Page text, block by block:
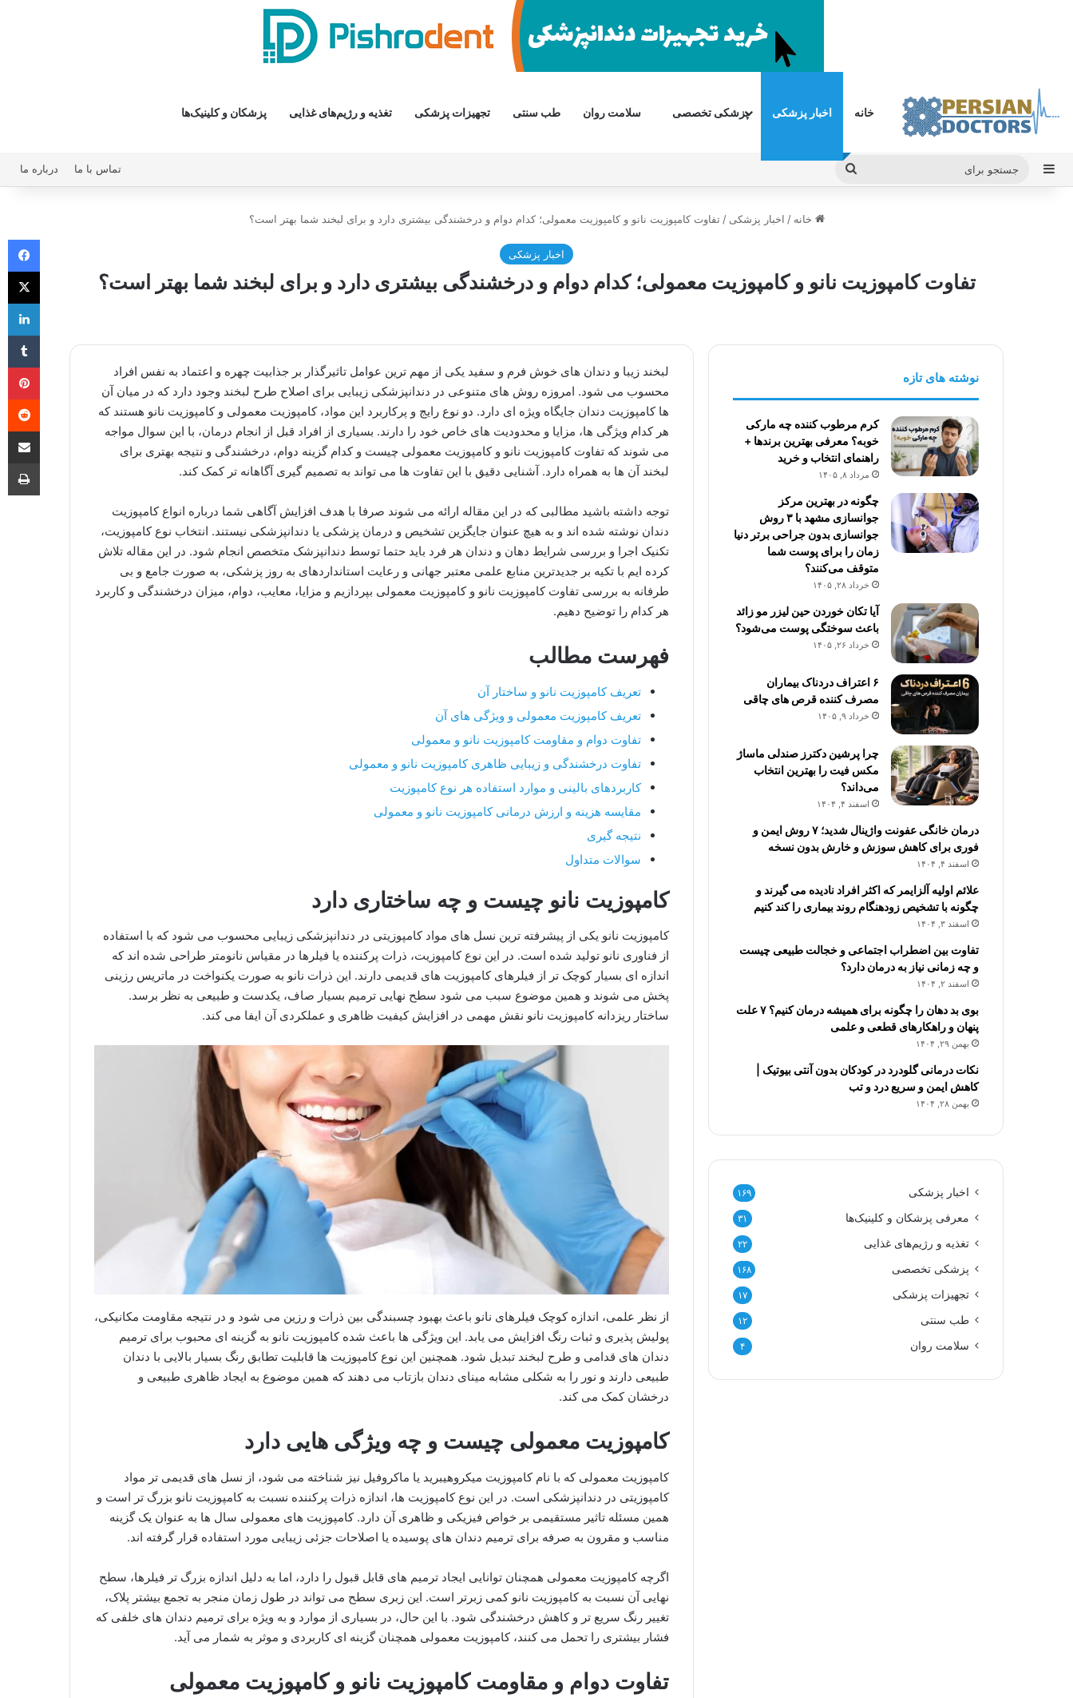
خانه اخبار پزشکی پزشکی تخصصی سلامت روان طب سنتی تجهیزات پزشکی تغذیه و رژیم‌های غذایی پزشکان و کلینیک‌ها
سایدبار
جستجو
تماس با ما درباره ما
خانه / اخبار پزشکی / تفاوت کامپوزیت نانو و کامپوزیت معمولی؛ کدام دوام و درخشندگی بیشتری دارد و برای لبخند شما بهتر است؟
اخبار پزشکی
تفاوت کامپوزیت نانو و کامپوزیت معمولی؛ کدام دوام و درخشندگی بیشتری دارد و برای لبخند شما بهتر است؟
لبخند زیبا و دندان های خوش فرم و سفید یکی از مهم ترین عوامل تاثیرگذار بر جذابیت چهره و اعتماد به نفس افراد
محسوب می شود. امروزه روش های متنوعی در دندانپزشکی زیبایی برای اصلاح طرح لبخند وجود دارد که در میان آن
ها کامپوزیت دندان جایگاه ویژه ای دارد. دو نوع رایج و پرکاربرد این مواد، کامپوزیت معمولی و کامپوزیت نانو هستند که
هر کدام ویژگی ها، مزایا و محدودیت های خاص خود را دارند. بسیاری از افراد قبل از انجام درمان، با این سوال مواجه
می شوند که تفاوت کامپوزیت نانو و کامپوزیت معمولی چیست و کدام گزینه دوام، درخشندگی و نتیجه بهتری برای
لبخند آن ها به همراه دارد. آشنایی دقیق با این تفاوت ها می تواند به تصمیم گیری آگاهانه تر کمک کند.
توجه داشته باشید مطالبی که در این مقاله ارائه می شوند صرفا با هدف افزایش آگاهی شما درباره انواع کامپوزیت
دندان نوشته شده اند و به هیچ عنوان جایگزین تشخیص و درمان پزشکی یا دندانپزشکی نیستند. انتخاب نوع کامپوزیت،
تکنیک اجرا و بررسی شرایط دهان و دندان هر فرد باید حتما توسط دندانپزشک متخصص انجام شود. در این مقاله تلاش
کرده ایم با تکیه بر جدیدترین منابع علمی معتبر جهانی و رعایت استانداردهای به روز پزشکی، به صورت جامع و بی
طرفانه به بررسی تفاوت کامپوزیت نانو و کامپوزیت معمولی بپردازیم و مزایا، معایب، دوام، میزان درخشندگی و کاربرد
هر کدام را توضیح دهیم.
فهرست مطالب
تعریف کامپوزیت نانو و ساختار آن
تعریف کامپوزیت معمولی و ویژگی های آن
تفاوت دوام و مقاومت کامپوزیت نانو و معمولی
تفاوت درخشندگی و زیبایی ظاهری کامپوزیت نانو و معمولی
کاربردهای بالینی و موارد استفاده هر نوع کامپوزیت
مقایسه هزینه و ارزش درمانی کامپوزیت نانو و معمولی
نتیجه گیری
سوالات متداول
کامپوزیت نانو چیست و چه ساختاری دارد
کامپوزیت نانو یکی از پیشرفته ترین نسل های مواد کامپوزیتی در دندانپزشکی زیبایی محسوب می شود که با استفاده
از فناوری نانو تولید شده است. در این نوع کامپوزیت، ذرات پرکننده یا فیلرها در مقیاس نانومتر طراحی شده اند که
اندازه ای بسیار کوچک تر از فیلرهای کامپوزیت های قدیمی دارند. این ذرات نانو به صورت یکنواخت در ماتریس رزینی
پخش می شوند و همین موضوع سبب می شود سطح نهایی ترمیم بسیار صاف، یکدست و طبیعی به نظر برسد.
ساختار ریزدانه کامپوزیت نانو نقش مهمی در افزایش کیفیت ظاهری و عملکردی آن ایفا می کند.
از نظر علمی، اندازه کوچک فیلرهای نانو باعث بهبود چسبندگی بین ذرات و رزین می شود و در نتیجه مقاومت مکانیکی،
پولیش پذیری و ثبات رنگ افزایش می یابد. این ویژگی ها باعث شده کامپوزیت نانو به گزینه ای محبوب برای ترمیم
دندان های قدامی و طرح لبخند تبدیل شود. همچنین این نوع کامپوزیت ها قابلیت تطابق رنگ بسیار بالایی با دندان
طبیعی دارند و نور را به شکلی مشابه مینای دندان بازتاب می دهند که همین موضوع به ایجاد ظاهری طبیعی و
درخشان کمک می کند.
کامپوزیت معمولی چیست و چه ویژگی هایی دارد
کامپوزیت معمولی که با نام کامپوزیت میکروهیبرید یا ماکروفیل نیز شناخته می شود، از نسل های قدیمی تر مواد
کامپوزیتی در دندانپزشکی است. در این نوع کامپوزیت ها، اندازه ذرات پرکننده نسبت به کامپوزیت نانو بزرگ تر است و
همین مسئله تاثیر مستقیمی بر خواص فیزیکی و ظاهری آن دارد. کامپوزیت های معمولی سال ها به عنوان یک گزینه
مناسب و مقرون به صرفه برای ترمیم دندان های پوسیده یا اصلاحات جزئی زیبایی مورد استفاده قرار گرفته اند.
اگرچه کامپوزیت معمولی همچنان توانایی ایجاد ترمیم های قابل قبول را دارد، اما به دلیل اندازه بزرگ تر فیلرها، سطح
نهایی آن نسبت به کامپوزیت نانو کمی زبرتر است. این زبری سطح می تواند در طول زمان منجر به تجمع بیشتر پلاک،
تغییر رنگ سریع تر و کاهش درخشندگی شود. با این حال، در بسیاری از موارد و به ویژه برای ترمیم دندان های خلفی که
فشار بیشتری را تحمل می کنند، کامپوزیت معمولی همچنان گزینه ای کاربردی و موثر به شمار می آید.
تفاوت دوام و مقاومت کامپوزیت نانو و کامپوزیت معمولی
نوشته های تازه
کرم مرطوب کننده چه مارکی
خوبه؟ معرفی بهترین برندها +
راهنمای انتخاب و خرید
مرداد ۸, ۱۴۰۵
چگونه در بهترین مرکز
جوانسازی مشهد با ۳ روش
جوانسازی بدون جراحی برتر دنیا
زمان را برای پوست شما
متوقف می‌کنند؟
خرداد ۲۸, ۱۴۰۵
آیا تکان خوردن حین لیزر مو زائد
باعث سوختگی پوست می‌شود؟
خرداد ۲۶, ۱۴۰۵
۶ اعتراف دردناک بیماران
مصرف کننده قرص های چاقی
خرداد ۹, ۱۴۰۵
چرا پرشین دکترز صندلی ماساژ
مکس فیت را بهترین انتخاب
می‌داند؟
اسفند ۴, ۱۴۰۴
درمان خانگی عفونت واژینال شدید؛ ۷ روش ایمن و
فوری برای کاهش سوزش و خارش بدون نسخه
اسفند ۴, ۱۴۰۴
علائم اولیه آلزایمر که اکثر افراد نادیده می گیرند و
چگونه با تشخیص زودهنگام روند بیماری را کند کنیم
اسفند ۳, ۱۴۰۴
تفاوت بین اضطراب اجتماعی و خجالت طبیعی چیست
و چه زمانی نیاز به درمان دارد؟
اسفند ۲, ۱۴۰۴
بوی بد دهان را چگونه برای همیشه درمان کنیم؟ ۷ علت
پنهان و راهکارهای قطعی و علمی
بهمن ۲۹, ۱۴۰۴
نکات درمانی گلودرد در کودکان بدون آنتی بیوتیک |
کاهش ایمن و سریع درد و تب
بهمن ۲۸, ۱۴۰۴
اخبار پزشکی ۱۶۹
معرفی پزشکان و کلینیک‌ها ۳۱
تغذیه و رژیم‌های غذایی ۲۲
پزشکی تخصصی ۱۶۸
تجهیزات پزشکی ۱۷
طب سنتی ۱۲
سلامت روان ۴
X
اشتراک